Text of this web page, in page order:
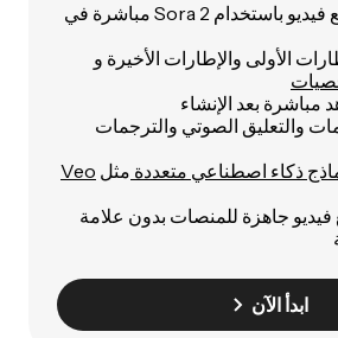
أنشئ مقاطع فيديو باستخدام Sora 2 مباشرة في
الأولى والإطارات الأخيرة و
مباشرة بعد الإنشاء
والتعليق الصوتي والترجمات
ذكاء اصطناعي متعددة مثل Veo
جاهزة للمنصات بدون علامة
ابدأ الآن